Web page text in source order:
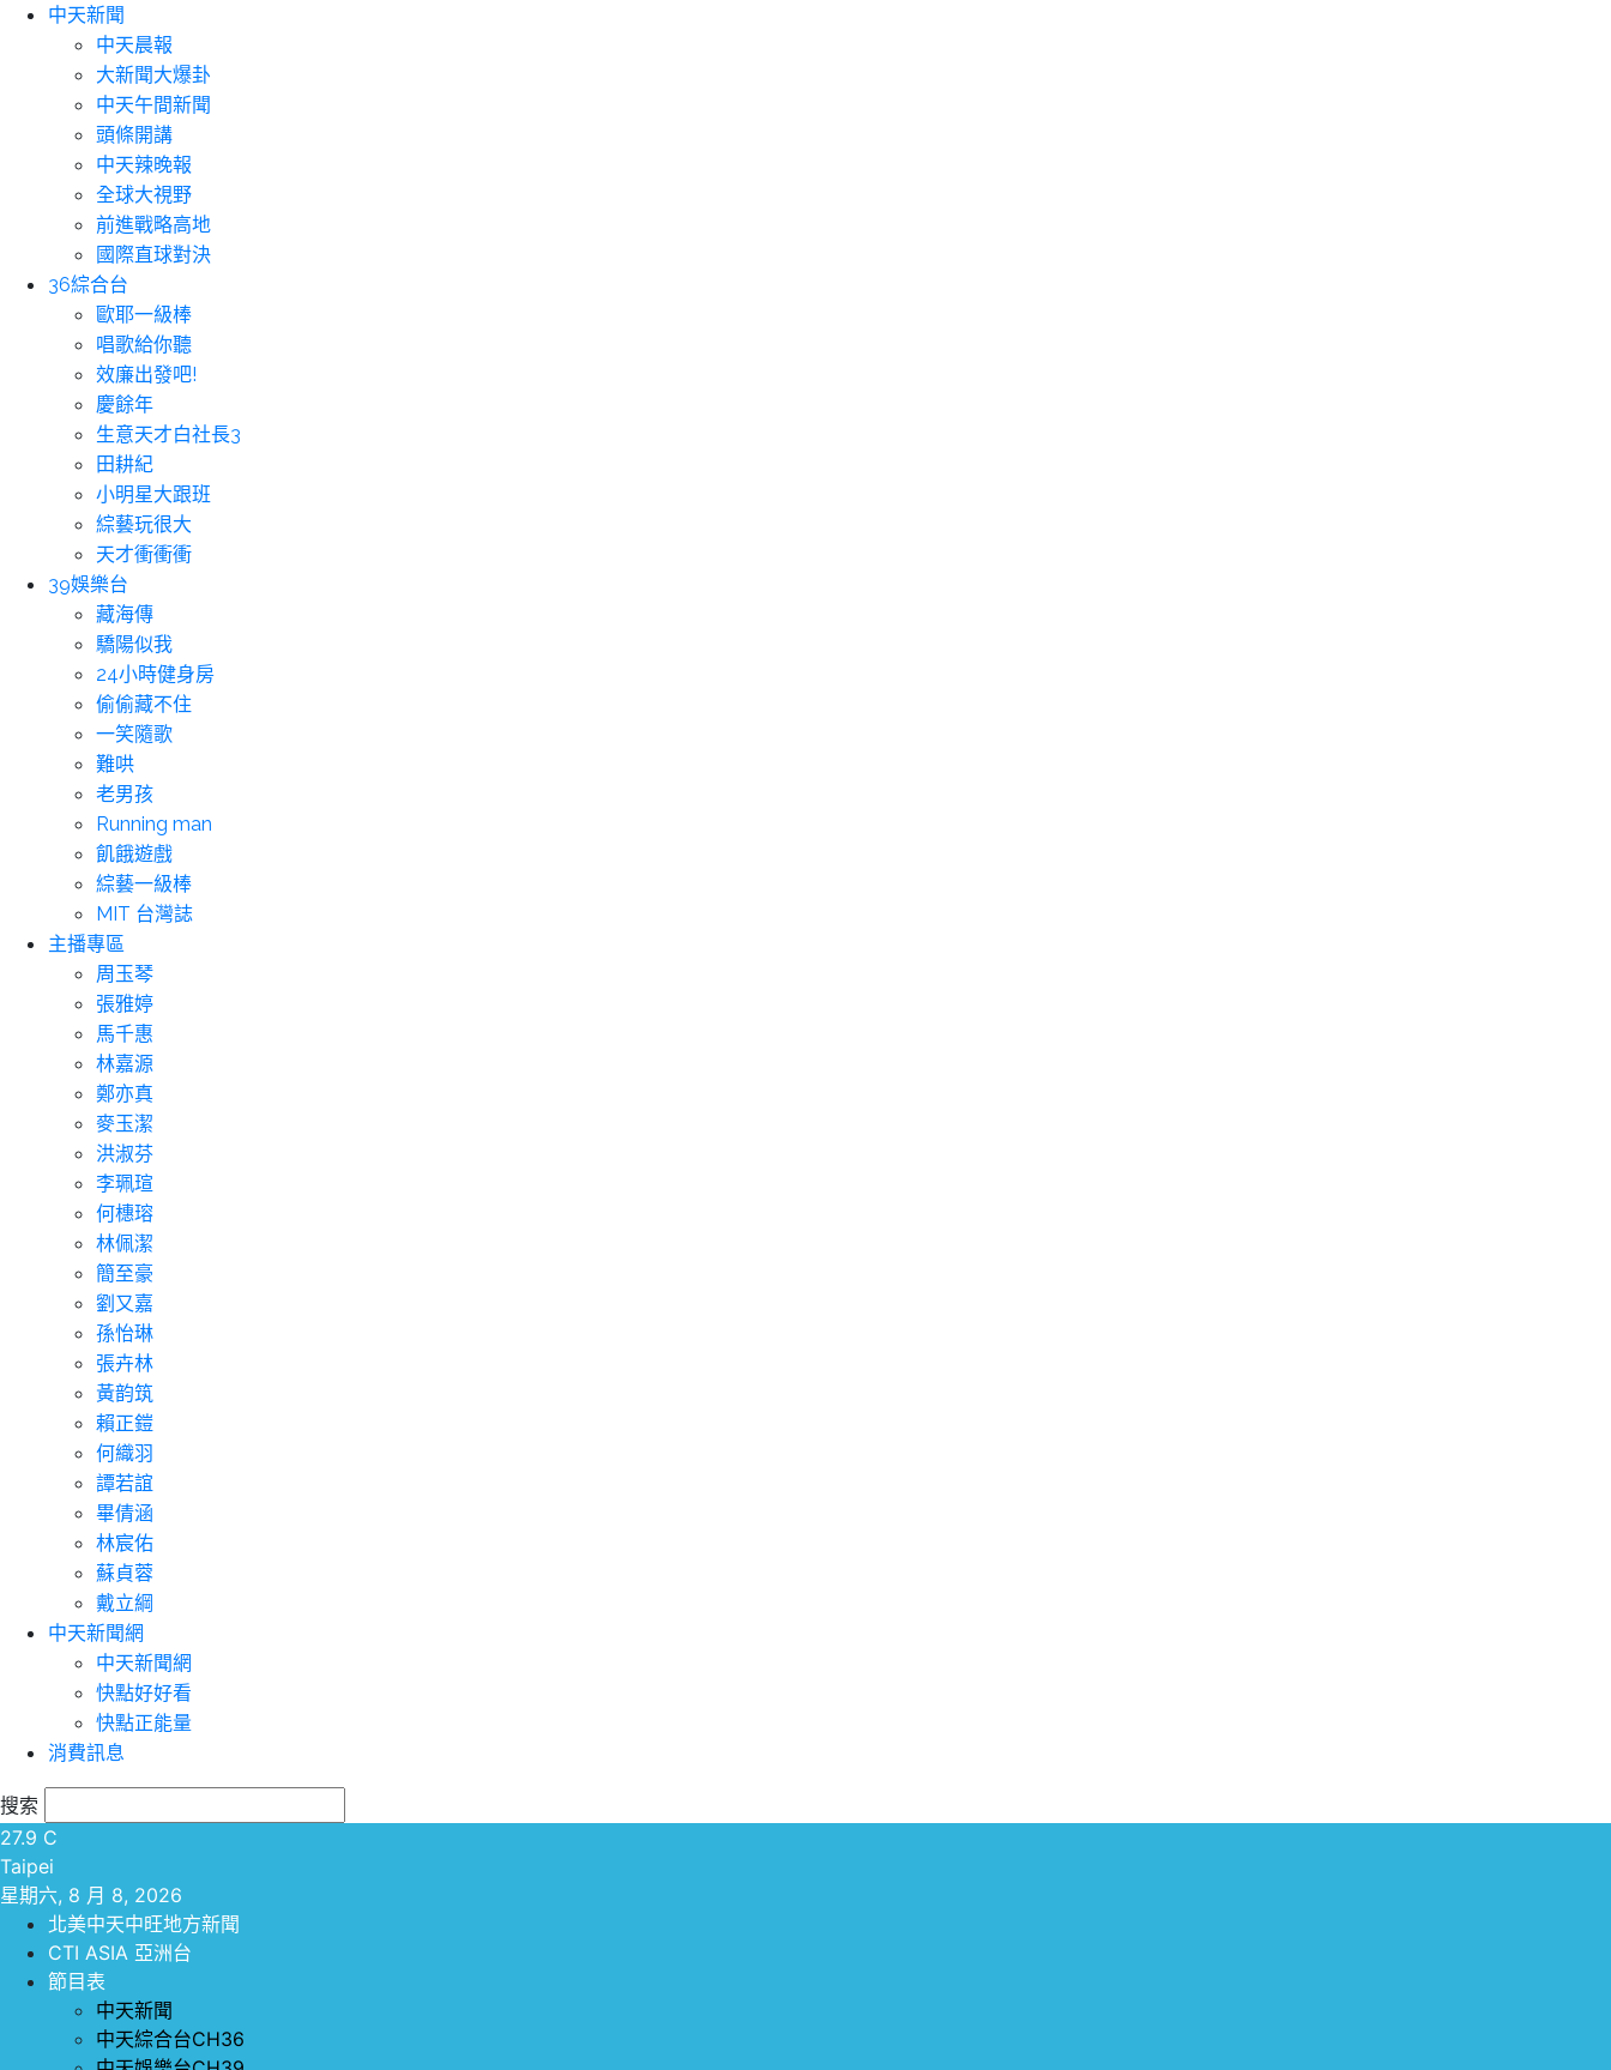
中天新聞
中天晨報
大新聞大爆卦
中天午間新聞
頭條開講
中天辣晚報
全球大視野
前進戰略高地
國際直球對決
36綜合台
歐耶一級棒
唱歌給你聽
效廉出發吧!
慶餘年
生意天才白社長3
田耕紀
小明星大跟班
綜藝玩很大
天才衝衝衝
39娛樂台
藏海傳
驕陽似我
24小時健身房
偷偷藏不住
一笑隨歌
難哄
老男孩
Running man
飢餓遊戲
綜藝一級棒
MIT 台灣誌
主播專區
周玉琴
張雅婷
馬千惠
林嘉源
鄭亦真
麥玉潔
洪淑芬
李珮瑄
何橞瑢
林佩潔
簡至豪
劉又嘉
孫怡琳
張卉林
黃韵筑
賴正鎧
何織羽
譚若誼
畢倩涵
林宸佑
蘇貞蓉
戴立綱
中天新聞網
中天新聞網
快點好好看
快點正能量
消費訊息
搜索
27.9 C
Taipei
星期六, 8 月 8, 2026
北美中天中旺地方新聞
CTI ASIA 亞洲台
節目表
中天新聞
中天綜合台CH36